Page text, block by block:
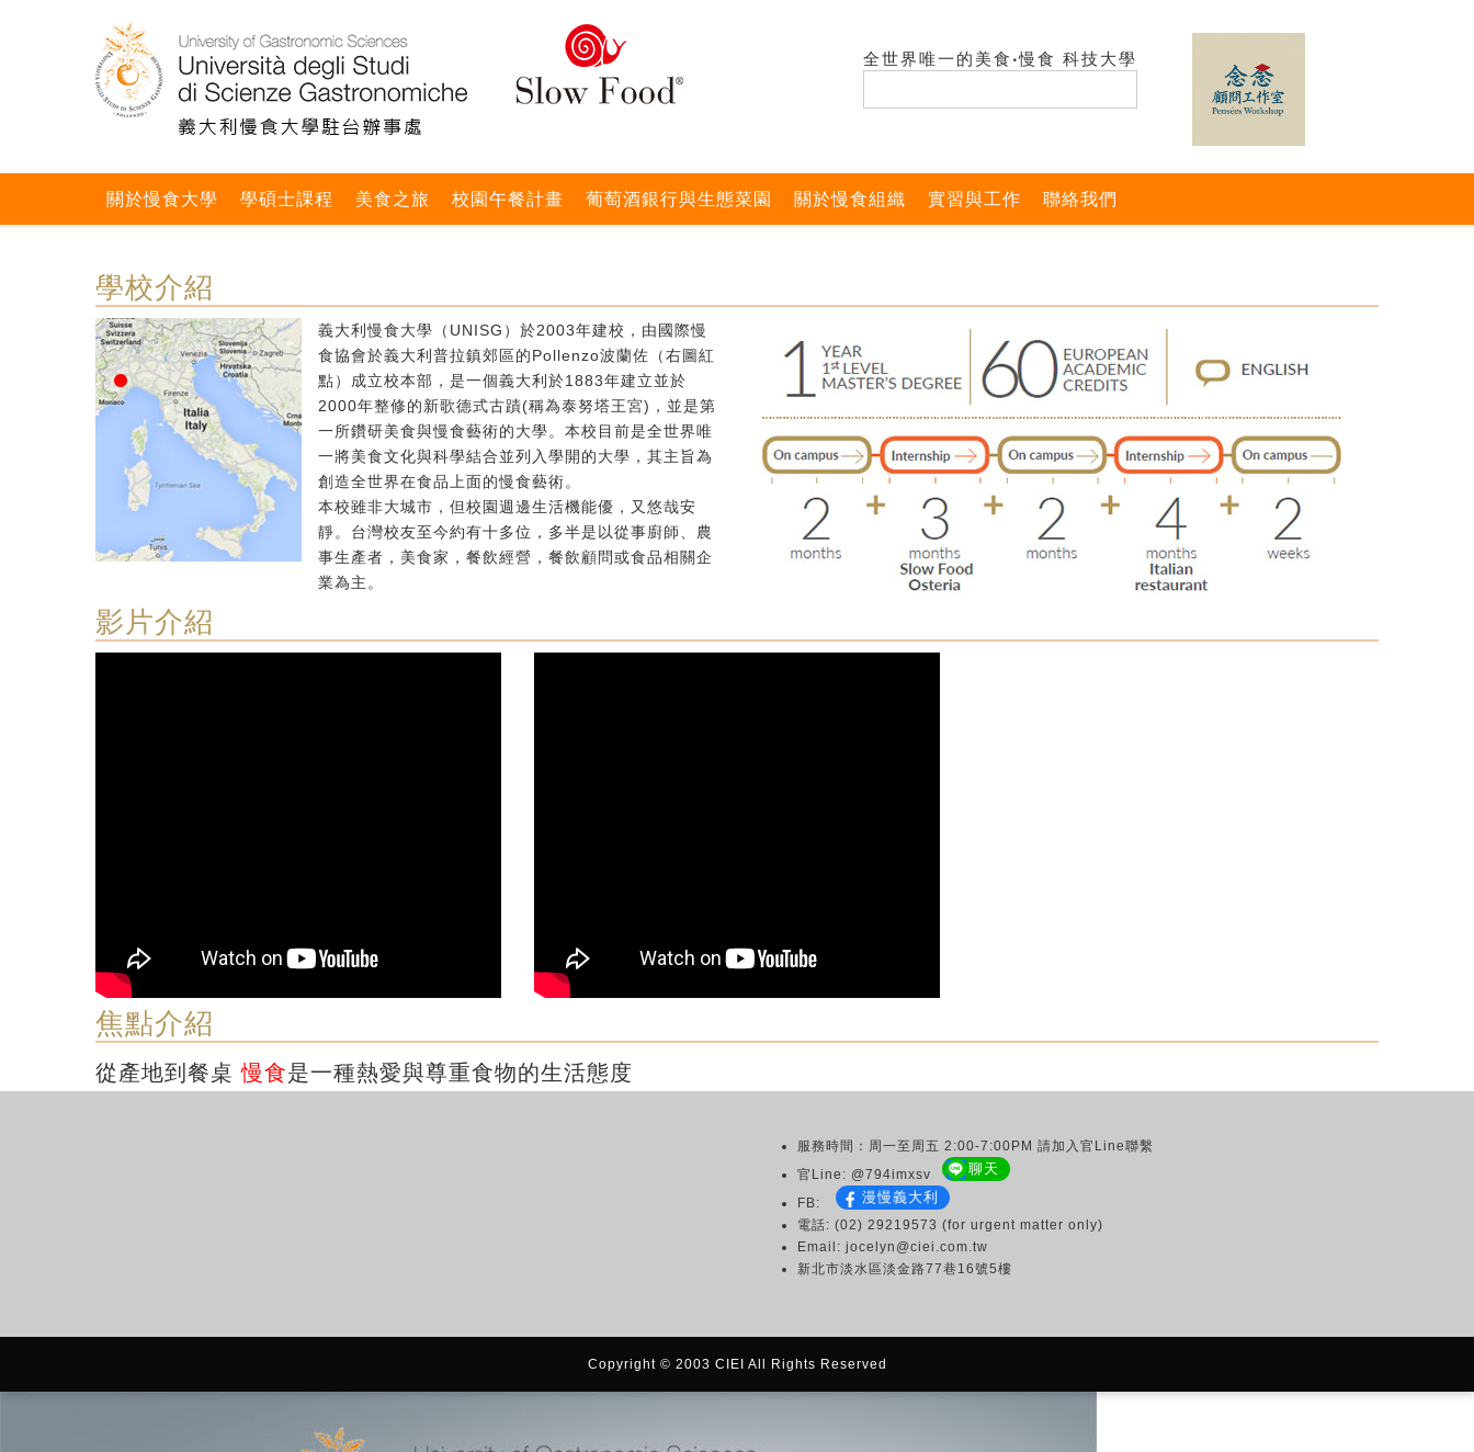
全世界唯一的美食‧慢食 科技大學
關於慢食大學 學碩士課程 美食之旅 校園午餐計畫 葡萄酒銀行與生態菜園 關於慢食組織 實習與工作 聯絡我們
學校介紹
義大利慢食大學（UNISG）於2003年建校，由國際慢
食協會於義大利普拉鎮郊區的Pollenzo波蘭佐（右圖紅
點）成立校本部，是一個義大利於1883年建立並於
2000年整修的新歌德式古蹟(稱為泰努塔王宮)，並是第
一所鑽研美食與慢食藝術的大學。本校目前是全世界唯
一將美食文化與科學結合並列入學開的大學，其主旨為
創造全世界在食品上面的慢食藝術。
本校雖非大城市，但校園週邊生活機能優，又悠哉安
靜。台灣校友至今約有十多位，多半是以從事廚師、農
事生產者，美食家，餐飲經營，餐飲顧問或食品相關企
業為主。
影片介紹
焦點介紹
從產地到餐桌慢食是一種熱愛與尊重食物的生活態度
服務時間：周一至周五 2:00-7:00PM 請加入官Line聯繫
官Line: @794imxsv
聊天
FB: 漫慢義大利
電話: (02) 29219573 (for urgent matter only)
Email: jocelyn@ciei.com.tw
新北市淡水區淡金路77巷16號5樓
Copyright © 2003 CIEI All Rights Reserved